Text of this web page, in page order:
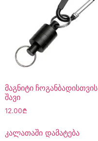
მაგნიტი ჩოგანბადისთვის
შავი
12.00₾
კალათაში დამატება